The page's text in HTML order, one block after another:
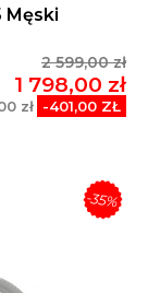
Męski
2 599,00 zł
1 798,00 zł
zł -401,00 ZŁ
-35%